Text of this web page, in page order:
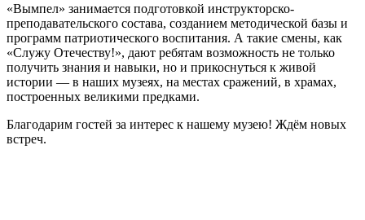
«Вымпел» занимается подготовкой инструкторско-
преподавательского состава, созданием методической базы и
программ патриотического воспитания. А такие смены, как
«Служу Отечеству!», дают ребятам возможность не только
получить знания и навыки, но и прикоснуться к живой
истории — в наших музеях, на местах сражений, в храмах,
построенных великими предками.
Благодарим гостей за интерес к нашему музею! Ждём новых
встреч.